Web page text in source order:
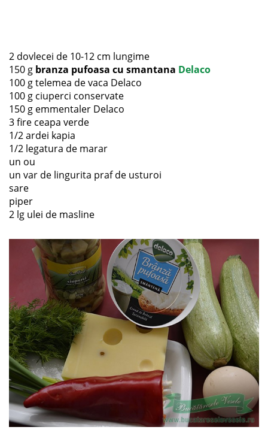
2 dovlecei de 10-12 cm lungime
150 g branza pufoasa cu smantana Delaco
100 g telemea de vaca Delaco
100 g ciuperci conservate
150 g emmentaler Delaco
3 fire ceapa verde
1/2 ardei kapia
1/2 legatura de marar
un ou
un var de lingurita praf de usturoi
sare
piper
2 lg ulei de masline